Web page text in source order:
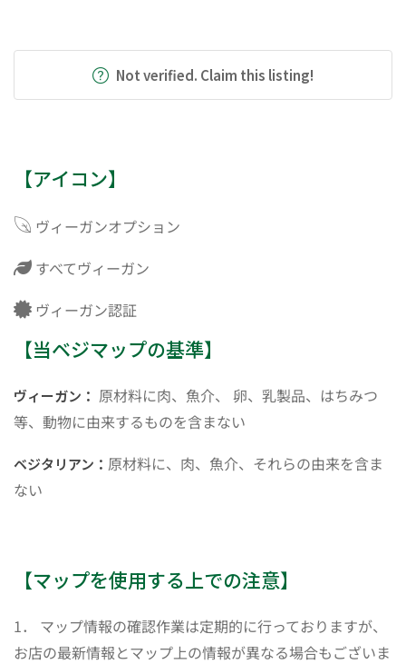
Not verified. Claim this listing!
【アイコン】
ヴィーガンオプション
すべてヴィーガン
ヴィーガン認証
【当ベジマップの基準】
ヴィーガン： 原材料に肉、魚介、 卵、乳製品、はちみつ
等、動物に由来するものを含まない
ベジタリアン： 原材料に、肉、魚介、それらの由来を含ま
ない
【マップを使用する上での注意】
1． マップ情報の確認作業は定期的に行っておりますが、
お店の最新情報とマップ上の情報が異なる場合もございま